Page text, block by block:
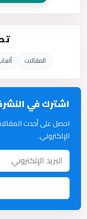
المقالات
اشترك في
احصل على أحدث
الإلكتروني.